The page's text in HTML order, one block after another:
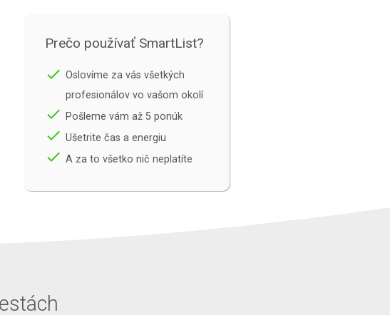
Prečo používať SmartList?
done Oslovíme za vás všetkých
profesionálov vo vašom okolí
done Pošleme vám až 5 ponúk
done Ušetrite čas a energiu
done A za to všetko nič neplatíte